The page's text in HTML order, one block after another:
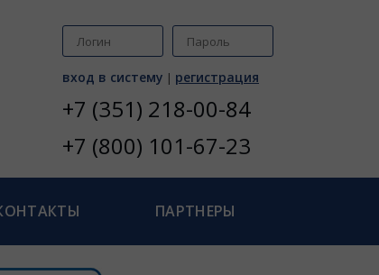
вход в систему | регистрация
+7 (351) 218-00-84
+7 (800) 101-67-23
ПАРТНЕРЫ